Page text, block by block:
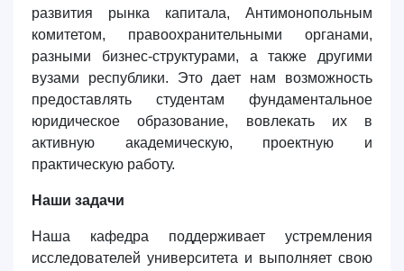
Ваш номер телефона
Почта
отправить
развития рынка капитала, Антимонопольным
комитетом, правоохранительными органами,
разными бизнес-структурами, а также другими
вузами республики. Это дает нам возможность
предоставлять студентам фундаментальное
юридическое образование, вовлекать их в
активную академическую, проектную и
практическую работу.
Наши задачи
Наша кафедра поддерживает устремления
исследователей университета и выполняет свою